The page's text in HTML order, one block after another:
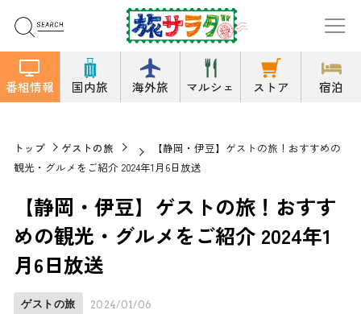
番組情報 国内旅 海外旅 マルシェ ストア 宿泊
トップ ゲストの旅
【静岡・伊豆】ゲストの旅！おすすめの
観光・グルメをご紹介 2024年1月6日放送
【静岡・伊豆】ゲストの旅！おすす
めの観光・グルメをご紹介 2024年1
月6日放送
ゲストの旅 2024/01/06